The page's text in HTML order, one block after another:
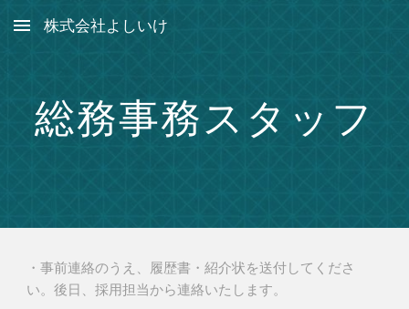
Skip to main content
株式会社よしいけ
総務事務スタッフ
・事前連絡のうえ、履歴書・紹介状を送付してくださ
い。後日、採用担当から連絡いたします。